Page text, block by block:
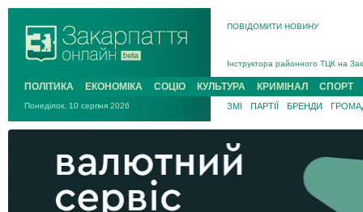
ПОВІДОМИТИ НОВИНУ
Інструктора районного ТЦК на
В Ужгороді попрощаються із
В Ужгороді 5 серпня
Підтвердили загибель
На війні з рф поліг військовий з
На війні загинув 26-річний
ПОЛІТИКА ЕКОНОМІКА СОЦІО КУЛЬТУРА КРИМІНАЛ СПОРТ
Понеділок, 10 серпня 2026 ЗМІ ПАРТІЇ БРЕНДИ